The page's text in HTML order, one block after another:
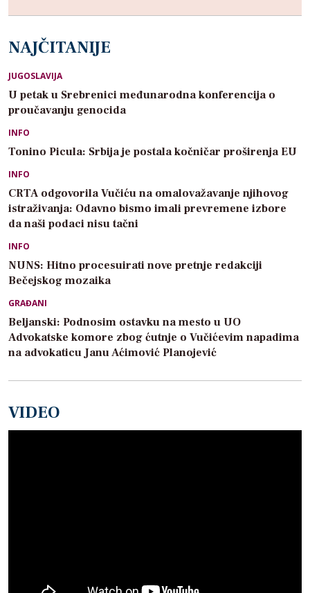
NAJČITANIJE
JUGOSLAVIJA
U petak u Srebrenici međunarodna konferencija o
proučavanju genocida
INFO
Tonino Picula: Srbija je postala kočničar proširenja EU
INFO
CRTA odgovorila Vučiću na omalovažavanje njihovog
istraživanja: Odavno bismo imali prevremene izbore
da naši podaci nisu tačni
INFO
NUNS: Hitno procesuirati nove pretnje redakciji
Bečejskog mozaika
GRAĐANI
Beljanski: Podnosim ostavku na mesto u UO
Advokatske komore zbog ćutnje o Vučićevim napadima
na advokaticu Janu Aćimović Planojević
VIDEO